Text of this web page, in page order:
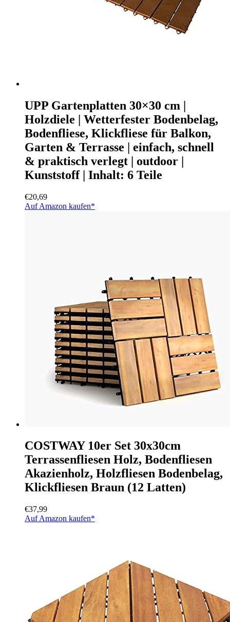
UPP Gartenplatten 30×30 cm |
Holzdiele | Wetterfester Bodenbelag,
Bodenfliese, Klickfliese für Balkon,
Garten & Terrasse | einfach, schnell
& praktisch verlegt | outdoor |
Kunststoff | Inhalt: 6 Teile
€20,69
Auf Amazon kaufen*
COSTWAY 10er Set 30x30cm
Terrassenfliesen Holz, Bodenfliesen
Akazienholz, Holzfliesen Bodenbelag,
Klickfliesen Braun (12 Latten)
€37,99
Auf Amazon kaufen*